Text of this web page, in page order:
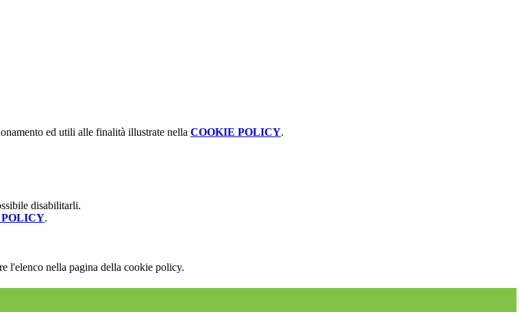
ed utili alle finalità illustrate nella COOKIE POLICY.
disabilitarli.
.
l'elenco nella pagina della cookie policy.